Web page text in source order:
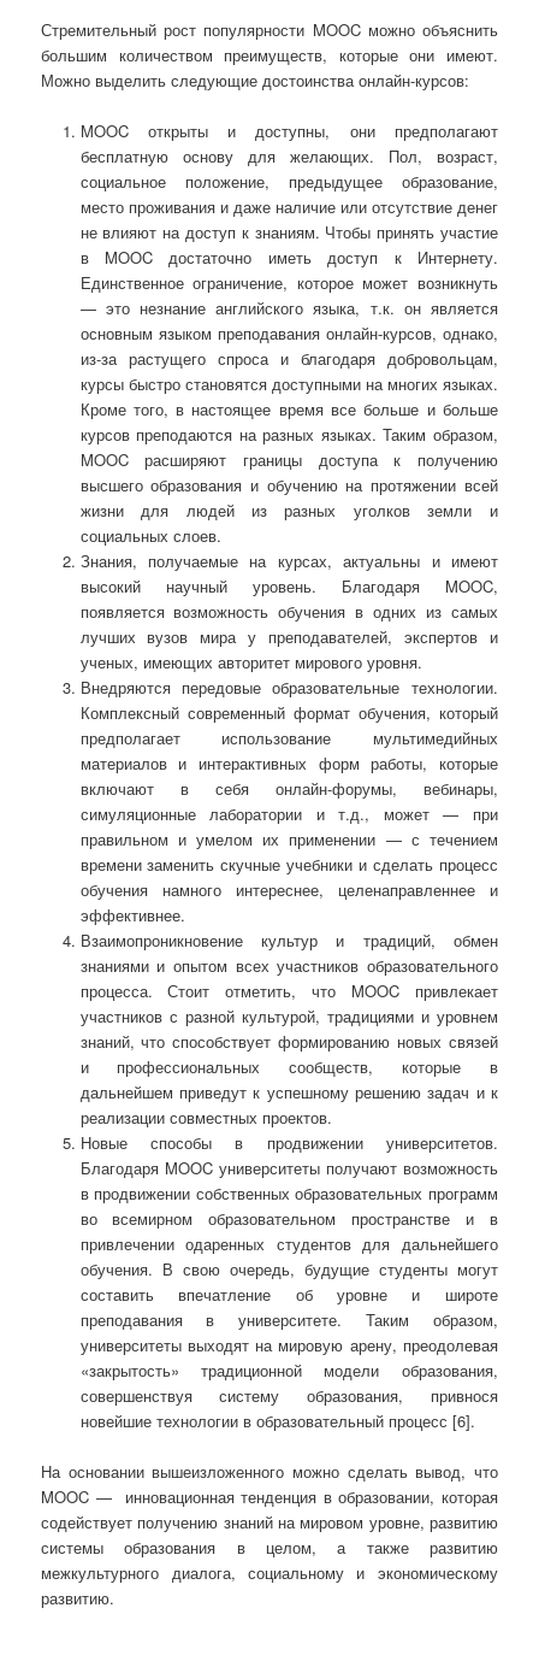
Стремительный рост популярности MOOC можно объяснить
большим количеством преимуществ, которые они имеют.
Можно выделить следующие достоинства онлайн-курсов:
MOOC открыты и доступны, они предполагают
бесплатную основу для желающих. Пол, возраст,
социальное положение, предыдущее образование,
место проживания и даже наличие или отсутствие денег
не влияют на доступ к знаниям. Чтобы принять участие
в MOOC достаточно иметь доступ к Интернету.
Единственное ограничение, которое может возникнуть
— это незнание английского языка, т.к. он является
основным языком преподавания онлайн-курсов, однако,
из-за растущего спроса и благодаря добровольцам,
курсы быстро становятся доступными на многих языках.
Кроме того, в настоящее время все больше и больше
курсов преподаются на разных языках. Таким образом,
MOOC расширяют границы доступа к получению
высшего образования и обучению на протяжении всей
жизни для людей из разных уголков земли и
социальных слоев.
Знания, получаемые на курсах, актуальны и имеют
высокий научный уровень. Благодаря MOOC,
появляется возможность обучения в одних из самых
лучших вузов мира у преподавателей, экспертов и
ученых, имеющих авторитет мирового уровня.
Внедряются передовые образовательные технологии.
Комплексный современный формат обучения, который
предполагает использование мультимедийных
материалов и интерактивных форм работы, которые
включают в себя онлайн-форумы, вебинары,
симуляционные лаборатории и т.д., может — при
правильном и умелом их применении — с течением
времени заменить скучные учебники и сделать процесс
обучения намного интереснее, целенаправленнее и
эффективнее.
Взаимопроникновение культур и традиций, обмен
знаниями и опытом всех участников образовательного
процесса. Стоит отметить, что MOOC привлекает
участников с разной культурой, традициями и уровнем
знаний, что способствует формированию новых связей
и профессиональных сообществ, которые в
дальнейшем приведут к успешному решению задач и к
реализации совместных проектов.
Новые способы в продвижении университетов.
Благодаря MOOC университеты получают возможность
в продвижении собственных образовательных программ
во всемирном образовательном пространстве и в
привлечении одаренных студентов для дальнейшего
обучения. В свою очередь, будущие студенты могут
составить впечатление об уровне и широте
преподавания в университете. Таким образом,
университеты выходят на мировую арену, преодолевая
«закрытость» традиционной модели образования,
совершенствуя систему образования, привнося
новейшие технологии в образовательный процесс [6].
На основании вышеизложенного можно сделать вывод, что
MOOC — инновационная тенденция в образовании, которая
содействует получению знаний на мировом уровне, развитию
системы образования в целом, а также развитию
межкультурного диалога, социальному и экономическому
развитию.